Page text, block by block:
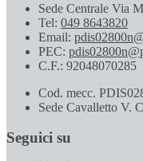
Sede Centrale Via
Tel: 049 8643820
Email:
PEC:
C.F.: 92048070285
Cod. mecc.
Sede Cavalletto V.
Seguici su